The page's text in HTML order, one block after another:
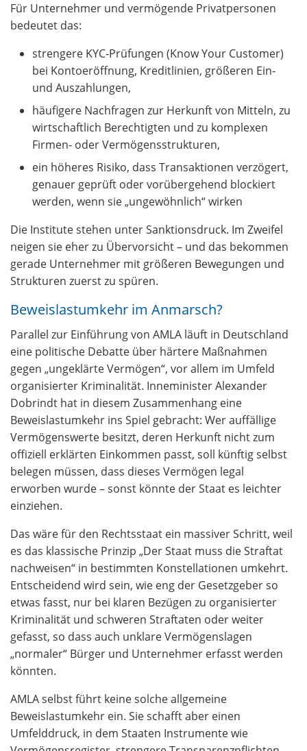
Für Unternehmer und vermögende Privatpersonen
bedeutet das:
strengere KYC‑Prüfungen (Know Your Customer)
bei Kontoeröffnung, Kreditlinien, größeren Ein‑
und Auszahlungen,
häufigere Nachfragen zur Herkunft von Mitteln, zu
wirtschaftlich Berechtigten und zu komplexen
Firmen‑ oder Vermögensstrukturen,
ein höheres Risiko, dass Transaktionen verzögert,
genauer geprüft oder vorübergehend blockiert
werden, wenn sie „ungewöhnlich“ wirken
Die Institute stehen unter Sanktionsdruck. Im Zweifel
neigen sie eher zu Übervorsicht – und das bekommen
gerade Unternehmer mit größeren Bewegungen und
Strukturen zuerst zu spüren.
Beweislastumkehr im Anmarsch?
Parallel zur Einführung von AMLA läuft in Deutschland
eine politische Debatte über härtere Maßnahmen
gegen „ungeklärte Vermögen“, vor allem im Umfeld
organisierter Kriminalität. Inneminister Alexander
Dobrindt hat in diesem Zusammenhang eine
Beweislastumkehr ins Spiel gebracht: Wer auffällige
Vermögenswerte besitzt, deren Herkunft nicht zum
offiziell erklärten Einkommen passt, soll künftig selbst
belegen müssen, dass dieses Vermögen legal
erworben wurde – sonst könnte der Staat es leichter
einziehen.
Das wäre für den Rechtsstaat ein massiver Schritt, weil
es das klassische Prinzip „Der Staat muss die Straftat
nachweisen“ in bestimmten Konstellationen umkehrt.
Entscheidend wird sein, wie eng der Gesetzgeber so
etwas fasst, nur bei klaren Bezügen zu organisierter
Kriminalität und schweren Straftaten oder weiter
gefasst, so dass auch unklare Vermögenslagen
„normaler“ Bürger und Unternehmer erfasst werden
könnten.
AMLA selbst führt keine solche allgemeine
Beweislastumkehr ein. Sie schafft aber einen
Umfelddruck, in dem Staaten Instrumente wie